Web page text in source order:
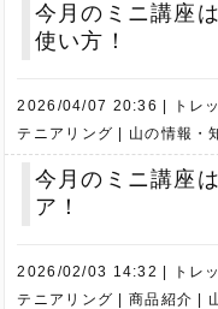
今月のミニ講座
使い方！
2026/04/07 20:36 トレ
テニアリング
山の情報・
今月のミニ講座
ア！
2026/02/03 14:32 トレ
テニアリング
商品紹介